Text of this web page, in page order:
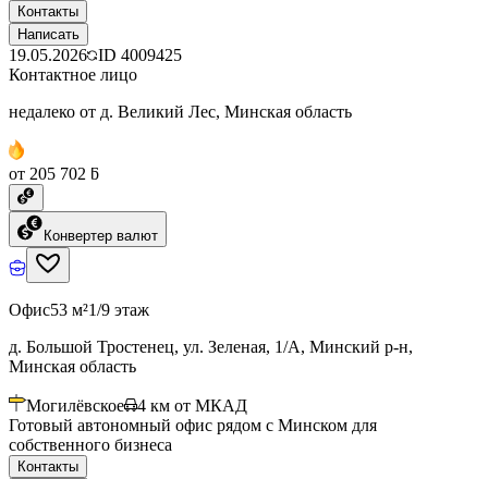
Контакты
Написать
19.05.2026 ID 4009425
Контактное лицо
недалеко от д. Великий Лес, Минская область
от 205 702 ƃ
Конвертер валют
Офис53 м²1/9 этаж
д. Большой Тростенец, ул. Зеленая, 1/А, Минский р-н,
Минская область
Могилёвское 4 км от МКАД
Готовый автономный офис рядом с Минском для
собственного бизнеса
Контакты